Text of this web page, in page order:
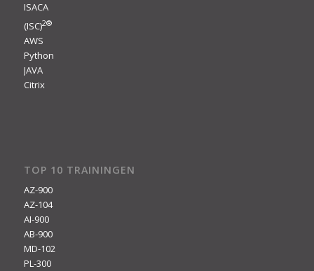
ISACA
(ISC)2®
AWS
Python
JAVA
Citrix
TOP 10 TRAININGEN
AZ-900
AZ-104
AI-900
AB-900
MD-102
PL-300